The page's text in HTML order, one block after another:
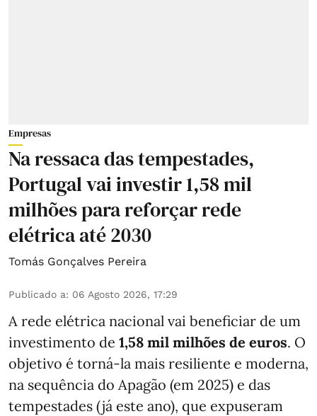
Empresas
Na ressaca das tempestades,
Portugal vai investir 1,58 mil
milhões para reforçar rede
elétrica até 2030
Tomás Gonçalves Pereira
Publicado a: 06 Agosto 2026, 17:29
A rede elétrica nacional vai beneficiar de um
investimento de 1,58 mil milhões de euros. O
objetivo é torná-la mais resiliente e moderna,
na sequência do Apagão (em 2025) e das
tempestades (já este ano), que expuseram